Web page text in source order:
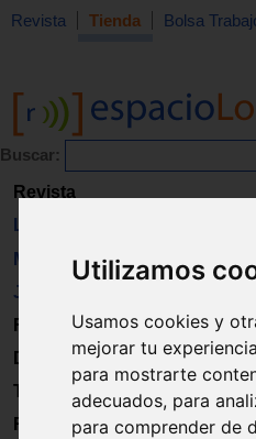
Utilizamos
Usamos cookies y
mejorar tu
para mostrarte
adecuados, para
para comprender de
Revista Tienda Bolsa
Buscar:
Revista
Libros
Material
Juguetes
Formación
Directorio
Trabajo
Registro